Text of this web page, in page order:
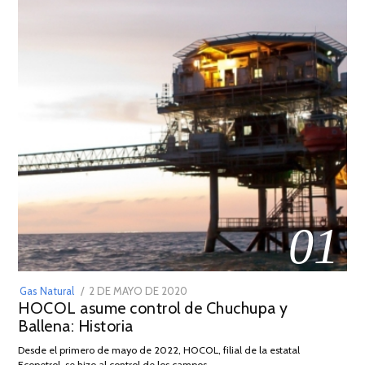
01
Gas Natural
POSTED
ON
2 DE MAYO DE 2020
DE
2026
HOCOL asume control de Chuchupa y
Ballena: Historia
Desde el primero de mayo de 2022, HOCOL, filial de la estatal